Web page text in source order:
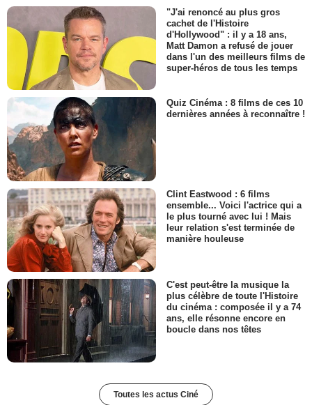
"J'ai renoncé au plus gros
cachet de l'Histoire
d'Hollywood" : il y a 18 ans,
Matt Damon a refusé de jouer
dans l'un des meilleurs films de
super-héros de tous les temps
Quiz Cinéma : 8 films de ces 10
dernières années à reconnaître !
Clint Eastwood : 6 films
ensemble... Voici l'actrice qui a
le plus tourné avec lui ! Mais
leur relation s'est terminée de
manière houleuse
C'est peut-être la musique la
plus célèbre de toute l'Histoire
du cinéma : composée il y a 74
ans, elle résonne encore en
boucle dans nos têtes
Toutes les actus Ciné